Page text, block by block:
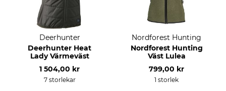
Deerhunter
Deerhunter Heat
Lady Värmeväst
1 504,00 kr
7 storlekar
Nordforest Hunting
Nordforest Hunting
Väst Lulea
799,00 kr
1 storlek